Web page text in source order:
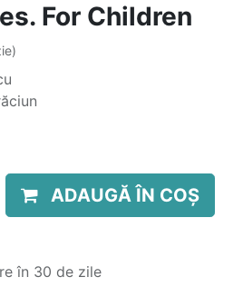
For Children
ADAUGĂ ÎN COȘ
în 30 de zile